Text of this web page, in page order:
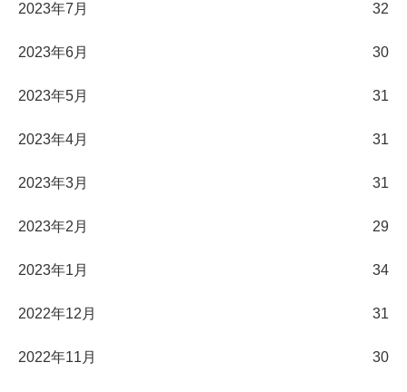
2023年7月 32
2023年6月 30
2023年5月 31
2023年4月 31
2023年3月 31
2023年2月 29
2023年1月 34
2022年12月 31
2022年11月 30